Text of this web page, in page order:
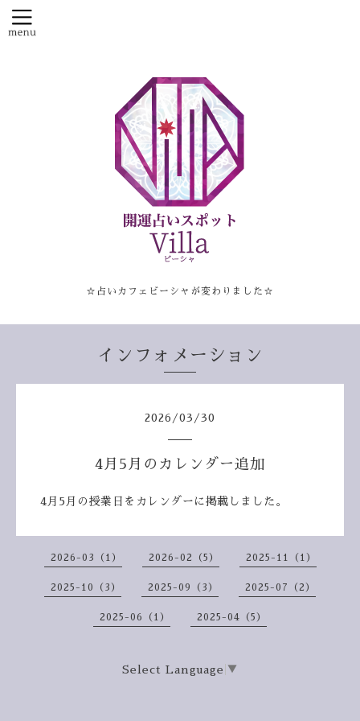
☆占いカフェビーシャが変わりました☆
インフォメーション
2026 /03 / 30
4月5月のカレンダー追加
4月5月の授業日をカレンダーに掲載しました。
2026-03（1） 2026-02（5） 2025-11（1）
2025-10（3） 2025-09（3） 2025-07（2）
2025-06（1） 2025-04（5）
Select Language ▼